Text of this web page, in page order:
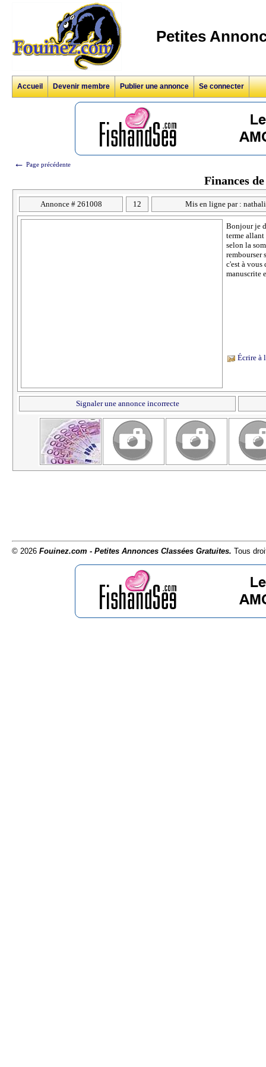
Petites
Accueil Devenir membre Publier une annonce Se connecter
← Page précédente
Finances
Annonce # 261008 12 Mis en ligne par :
Bonjour je
terme allant
selon la
rembourser
c'est à vous
manuscrite
Écrire à
Signaler une annonce incorrecte
© 2026 Fouinez.com - Petites Annonces Classées Gratuites. Tous